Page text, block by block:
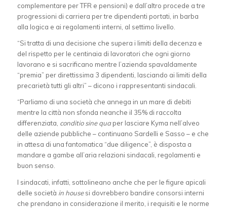
complementare per TFR e pensioni) e dall’altro procede a tre
progressioni di carriera per tre dipendenti portati, in barba
alla logica e ai regolamenti interni, al settimo livello.
“Si tratta di una decisione che supera i limiti della decenza e
del rispetto per le centinaia di lavoratori che ogni giorno
lavorano e si sacrificano mentre l’azienda spavaldamente
“premia” per direttissima 3 dipendenti, lasciando ai limiti della
precarietà tutti gli altri” – dicono i rappresentanti sindacali.
“Parliamo di una società che annega in un mare di debiti
mentre la città non sfonda neanche il 35% di raccolta
differenziata, conditio sine quaper lasciare Kyma nell’alveo
delle aziende pubbliche – continuano Sardelli e Sasso – e che
in attesa di una fantomatica “due diligence”, è disposta a
mandare a gambe all’aria relazioni sindacali, regolamenti e
buon senso.
I sindacati, infatti, sottolineano anche che per le figure apicali
delle società in housesi dovrebbero bandire consorsi interni
che prendano in considerazione il merito, i requisiti e le norme